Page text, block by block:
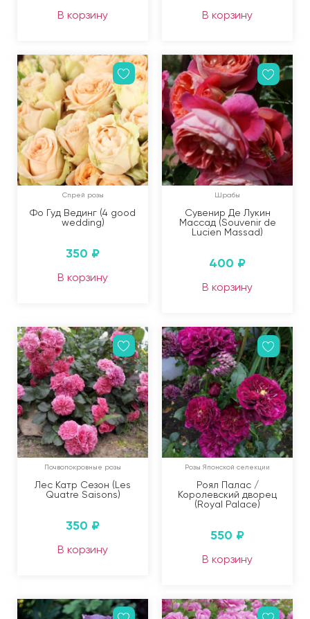
В корзину В корзину
Спрей розы
Фо Гуд Вединг (4 good
wedding)
350 ₽
В корзину
Шрабы
Сувенир Де Лукин
Массад (Souvenir de
Lucien Massad)
400 ₽
В корзину
Почвопокровные розы
Лес Катр Сезон (Les
Quatre Saisons)
350 ₽
В корзину
Розы Японской селекции
Роял Палас /
Королевский дворец
(Royal Palace)
550 ₽
В корзину